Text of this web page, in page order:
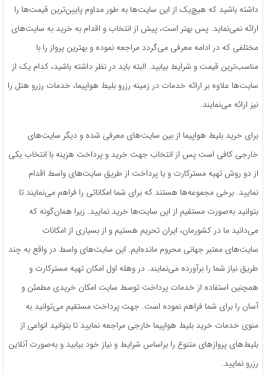
داشته باشید که هیچ‌یک از این سایت‌ها به طور مداوم پایین‌ترین قیمت‌ها را
ارائه نمی‌نماید. پس بهتر است، پیش از انتخاب و اقدام به خرید به سایت‌های
مختلفی که در ادامه معرفی می‌گردد مراجعه نموده و بهترین پرواز را با
مناسب‌ترین قیمت و شرایط بیابید. البته باید در نظر داشته باشید، کدام یک از
سایت‌ها علاوه بر ارائه خدمات در زمینه رزرو بلیط هواپیما، خدمات رزرو هتل را
نیز ارائه می‌نمایند.
برای خرید بلیط هواپیما از بین سایت‌های معرفی شده و دیگر سایت‌های
خارجی کافی است پس از انتخاب جهت خرید و پرداخت هزینه با انتخاب یکی
از دو روش تهیه مسترکارت و یا پرداخت از طریق سایت‌های واسط اقدام
نمایید. برخی مجموعه‌ها هستند که برای شما امکاناتی را فراهم می‌نمایند تا
بتوانید به‌صورت مستقیم از این سایت‌ها خرید نمایید. زیرا همان‌گونه که
می‌دانید ما در کشورمان، ایران تحریم هستیم و از بسیاری از امکانات
سایت‌های معتبر جهانی محروم مانده‌ایم. این سایت‌های واسط در واقع به چند
طریق نیاز شما را برآورده می‌نمایند. در وهله اول امکان تهیه مسترکارت و
همچنین استفاده از خدمات پرداخت توسط سایت امکان خریدی مطمئن و
آسان را برای شما فراهم نموده است. جهت پرداخت مستقیم می‌توانید به
منوی خدمات خرید بلیط هواپیما خارجی مراجعه نمایید تا بتوانید انواعی از
بلیط‌های پروازهای متنوع را بر‌اساس شرایط و نیاز خود بیابید و به‌صورت آنلاین
رزرو نمایید.